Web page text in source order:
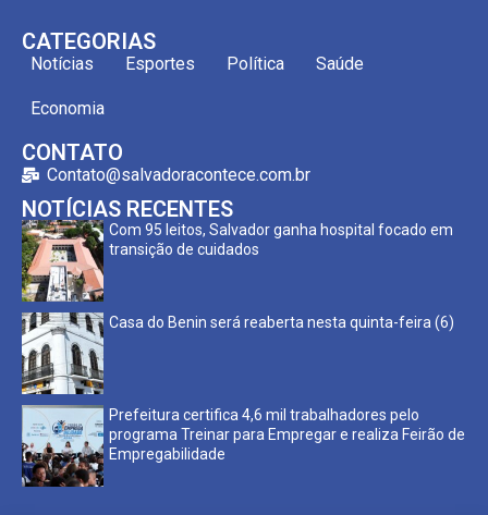
CATEGORIAS
Notícias Esportes Política Saúde
Economia
CONTATO
Contato@salvadoracontece.com.br
NOTÍCIAS RECENTES
Com 95 leitos, Salvador ganha hospital focado em
transição de cuidados
Casa do Benin será reaberta nesta quinta-feira (6)
Prefeitura certifica 4,6 mil trabalhadores pelo
programa Treinar para Empregar e realiza Feirão de
Empregabilidade